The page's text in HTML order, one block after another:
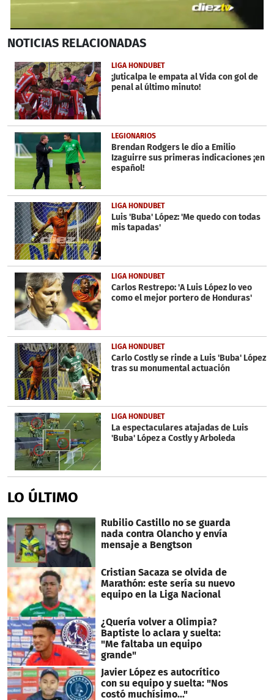
seconds
52
seconds
NOTICIAS RELACIONADAS
LIGA HONDUBET
¡Juticalpa le empata al Vida con gol de
penal al último minuto!
LEGIONARIOS
Brendan Rodgers le dio a Emilio
Izaguirre sus primeras indicaciones ¡en
español!
LIGA HONDUBET
Luis 'Buba' López: 'Me quedo con todas
mis tapadas'
LIGA HONDUBET
Carlos Restrepo: 'A Luis López lo veo
como el mejor portero de Honduras'
LIGA HONDUBET
Carlo Costly se rinde a Luis 'Buba' López
tras su monumental actuación
LIGA HONDUBET
La espectaculares atajadas de Luis
'Buba' López a Costly y Arboleda
LO ÚLTIMO
Rubilio Castillo no se guarda
nada contra Olancho y envía
mensaje a Bengtson
Cristian Sacaza se olvida de
Marathón: este sería su nuevo
equipo en la Liga Nacional
¿Quería volver a Olimpia?
Baptiste lo aclara y suelta:
"Me faltaba un equipo
grande"
Javier López es autocrítico
con su equipo y suelta: "Nos
costó muchísimo..."